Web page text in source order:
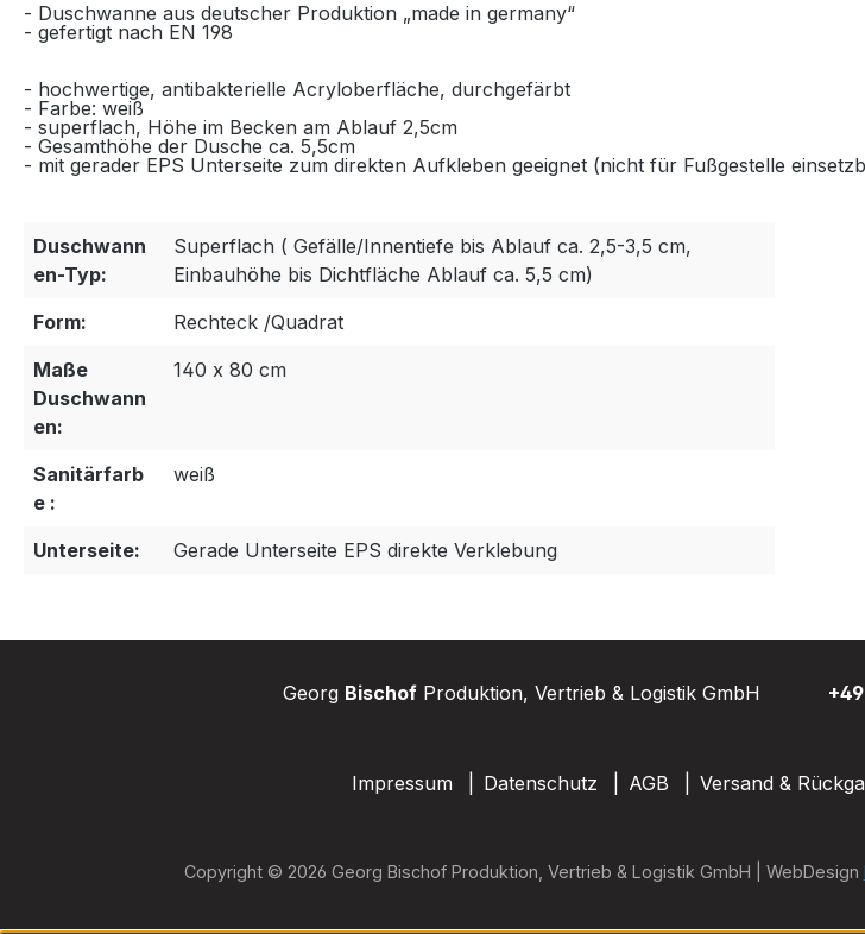
- Duschwanne aus deutscher Produktion „made in germany“
- gefertigt nach EN 198
- hochwertige, antibakterielle Acryloberfläche, durchgefärbt
- Farbe: weiß
- superflach, Höhe im Becken am Ablauf 2,5cm
- Gesamthöhe der Dusche ca. 5,5cm
- mit gerader EPS Unterseite zum direkten Aufkleben geeignet (nicht für Fußgestelle
Duschwann
en-Typ:
Superflach ( Gefälle/Innentiefe bis Ablauf ca. 2,5-3,5 cm,
Einbauhöhe bis Dichtfläche Ablauf ca. 5,5 cm)
Form:
Rechteck /Quadrat
Maße
Duschwann
en:
140 x 80 cm
Sanitärfarb
e :
weiß
Unterseite: Gerade Unterseite EPS direkte Verklebung
Georg Bischof Produktion, Vertrieb & Logistik GmbH
Impressum Datenschutz AGB Versand &
Copyright © 2026 Georg Bischof Produktion, Vertrieb & Logistik GmbH | WebDesign